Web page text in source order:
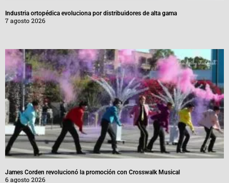
Industria ortopédica evoluciona por distribuidores de alta gama
7 agosto 2026
James Corden revolucionó la promoción con Crosswalk Musical
6 agosto 2026